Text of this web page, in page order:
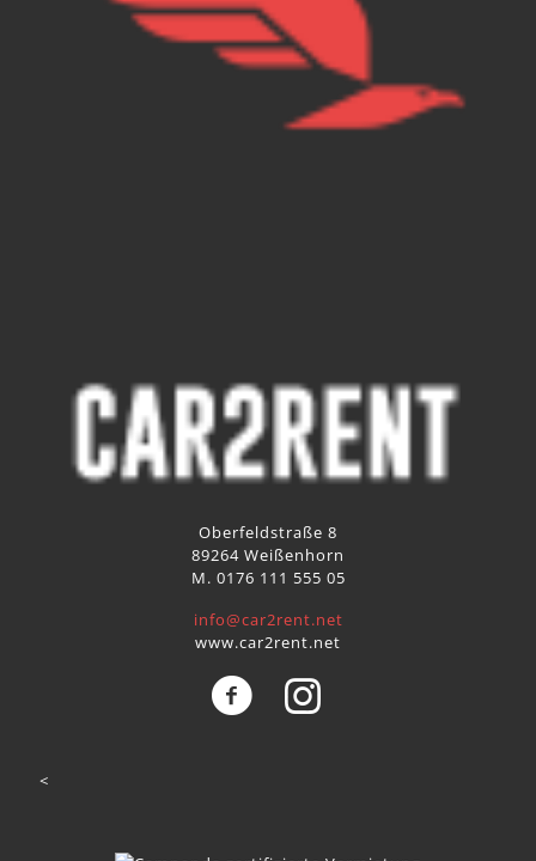
Oberfeldstraße 8
89264 Weißenhorn
M. 0176 111 555 05
info@car2rent.net
www.car2rent.net
<